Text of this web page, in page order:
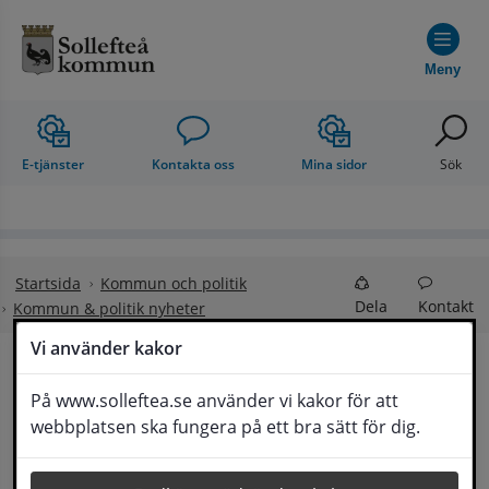
Vi använder kakor
På www.solleftea.se använder vi kakor för att
webbplatsen ska fungera på ett bra sätt för dig.
Meny
E-tjänster Kontakta oss Mina sidor Sök
Startsida
Kommun och politik
Kommun & politik nyheter
Dela Kontakt
Sollefteå sjukhus bör
bli ett beredskapssjukhus